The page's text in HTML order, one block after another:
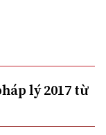
lý 2017 từ